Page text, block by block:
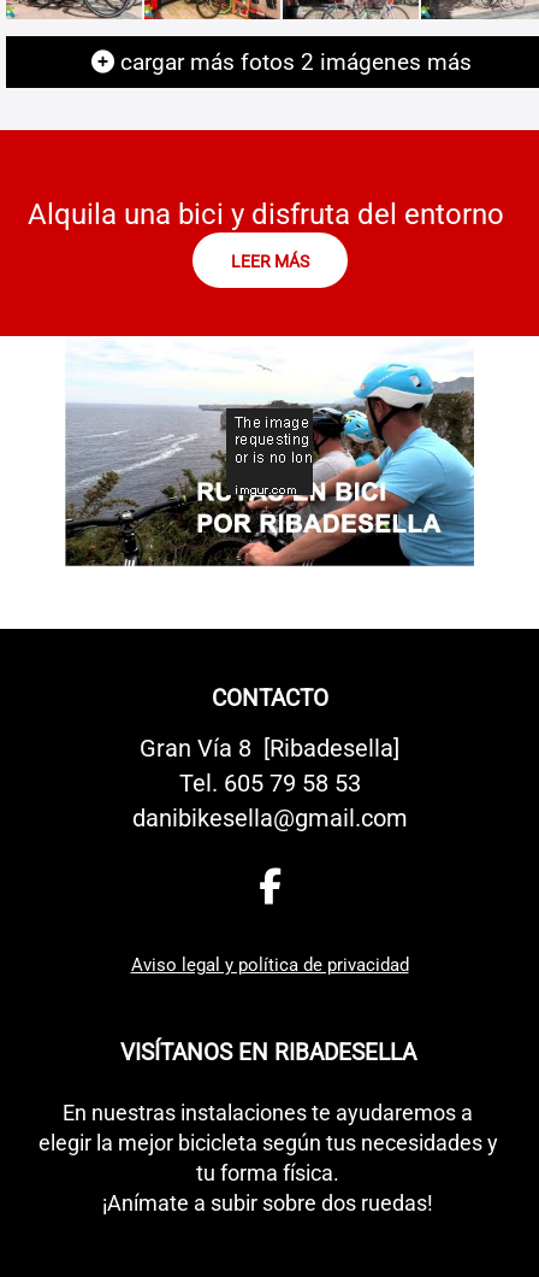
cargar más fotos 2 imágenes más
Alquila una bici y disfruta del entorno
LEER MÁS
CONTACTO
Gran Vía 8 [Ribadesella]
Tel. 605 79 58 53
danibikesella@gmail.com
Aviso legal y política de privacidad
VISÍTANOS EN RIBADESELLA
En nuestras instalaciones te ayudaremos a
elegir la mejor bicicleta según tus necesidades y
tu forma física.
¡Anímate a subir sobre dos ruedas!